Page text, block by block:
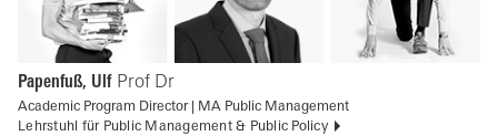
Papenfuß, Ulf Prof Dr
Academic Program Director | MA Public Management
Lehrstuhl für Public Management & Public Policy